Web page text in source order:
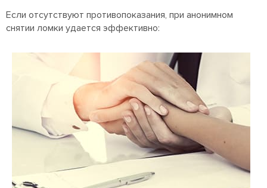
Если отсутствуют противопоказания, при анонимном
снятии ломки удается эффективно: